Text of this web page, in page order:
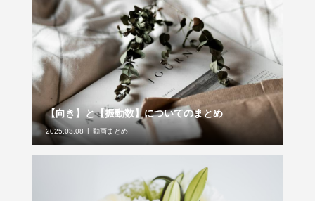
【向き】と【振動数】についてのまとめ
2025.03.08 動画まとめ